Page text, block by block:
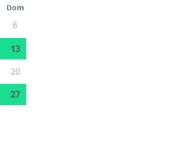
Dom
6
13
20
27